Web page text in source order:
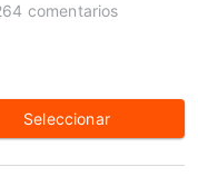
comentarios
Seleccionar